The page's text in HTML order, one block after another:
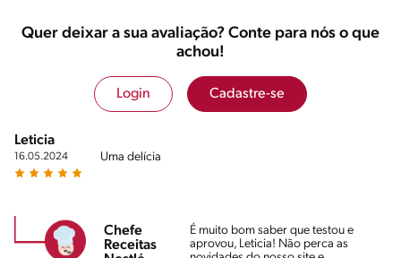
Quer deixar a sua avaliação? Conte para nós o que
achou!
Login Cadastre-se
Leticia
16.05.2024 Uma delícia
Chefe
Receitas
É muito bom saber que testou e
aprovou, Leticia! Não perca as